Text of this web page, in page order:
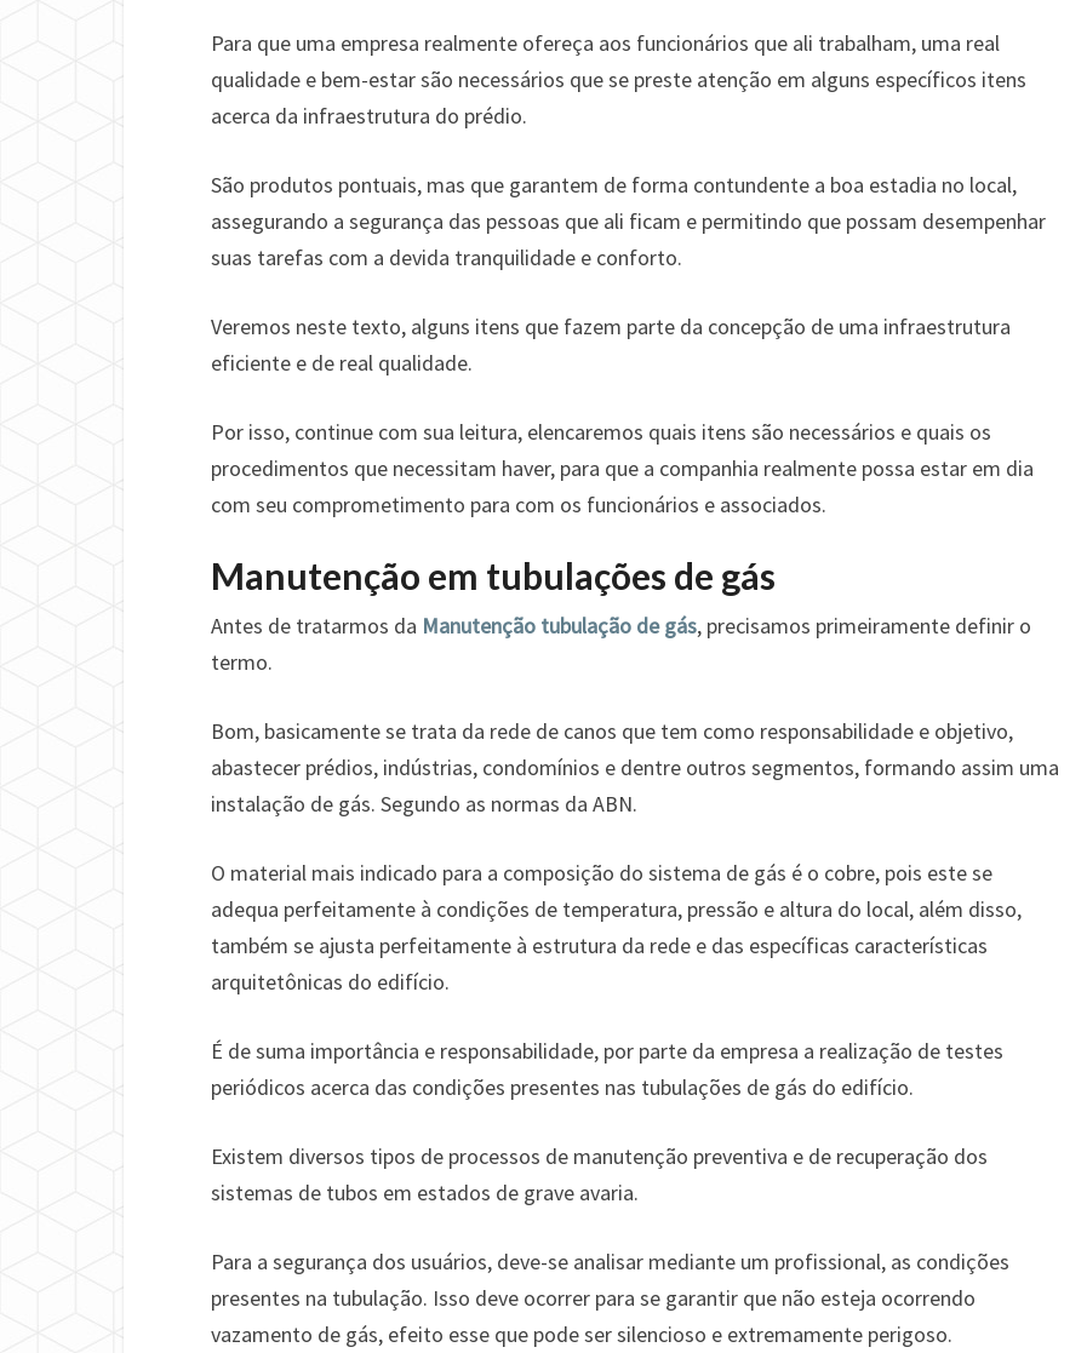
UM
PRÉDIO?
Para que uma empresa realmente ofereça aos funcionários que ali trabalham, uma real
qualidade e bem-estar são necessários que se preste atenção em alguns específicos itens
acerca da infraestrutura do prédio.
São produtos pontuais, mas que garantem de forma contundente a boa estadia no local,
assegurando a segurança das pessoas que ali ficam e permitindo que possam desempenhar
suas tarefas com a devida tranquilidade e conforto.
Veremos neste texto, alguns itens que fazem parte da concepção de uma infraestrutura
eficiente e de real qualidade.
Por isso, continue com sua leitura, elencaremos quais itens são necessários e quais os
procedimentos que necessitam haver, para que a companhia realmente possa estar em dia
com seu comprometimento para com os funcionários e associados.
Manutenção em tubulações de gás
Antes de tratarmos da Manutenção tubulação de gás, precisamos primeiramente definir o
termo.
Bom, basicamente se trata da rede de canos que tem como responsabilidade e objetivo,
abastecer prédios, indústrias, condomínios e dentre outros segmentos, formando assim uma
instalação de gás. Segundo as normas da ABN.
O material mais indicado para a composição do sistema de gás é o cobre, pois este se
adequa perfeitamente à condições de temperatura, pressão e altura do local, além disso,
também se ajusta perfeitamente à estrutura da rede e das específicas características
arquitetônicas do edifício.
É de suma importância e responsabilidade, por parte da empresa a realização de testes
periódicos acerca das condições presentes nas tubulações de gás do edifício.
Existem diversos tipos de processos de manutenção preventiva e de recuperação dos
sistemas de tubos em estados de grave avaria.
Para a segurança dos usuários, deve-se analisar mediante um profissional, as condições
presentes na tubulação. Isso deve ocorrer para se garantir que não esteja ocorrendo
vazamento de gás, efeito esse que pode ser silencioso e extremamente perigoso.